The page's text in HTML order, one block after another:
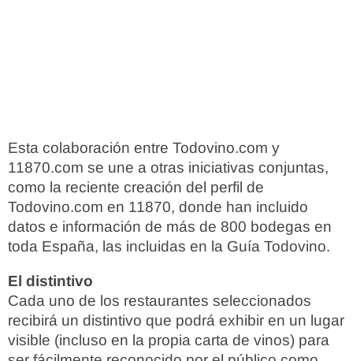
Esta colaboración entre Todovino.com y
11870.com se une a otras iniciativas conjuntas,
como la reciente creación del perfil de
Todovino.com en 11870, donde han incluido
datos e información de más de 800 bodegas en
toda España, las incluidas en la Guía Todovino.
El distintivo
Cada uno de los restaurantes seleccionados
recibirá un distintivo que podrá exhibir en un lugar
visible (incluso en la propia carta de vinos) para